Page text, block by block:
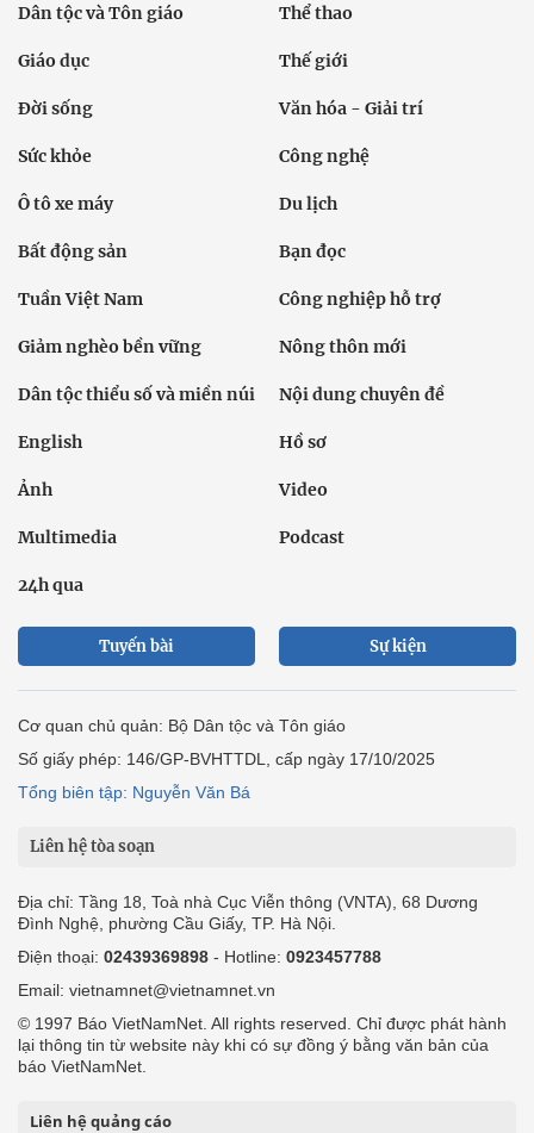
Dân tộc và Tôn giáo Thể thao
Giáo dục Thế giới
Đời sống Văn hóa - Giải trí
Sức khỏe Công nghệ
Ô tô xe máy Du lịch
Bất động sản Bạn đọc
Tuần Việt Nam Công nghiệp hỗ trợ
Giảm nghèo bền vững Nông thôn mới
Dân tộc thiểu số và miền núi Nội dung chuyên đề
English Hồ sơ
Ảnh Video
Multimedia Podcast
24h qua
Tuyến bài Sự kiện
Cơ quan chủ quản: Bộ Dân tộc và Tôn giáo
Số giấy phép: 146/GP-BVHTTDL, cấp ngày 17/10/2025
Tổng biên tập: Nguyễn Văn Bá
Liên hệ tòa soạn
Địa chỉ: Tầng 18, Toà nhà Cục Viễn thông (VNTA), 68 Dương
Đình Nghệ, phường Cầu Giấy, TP. Hà Nội.
Điện thoại: 02439369898 - Hotline: 0923457788
Email: vietnamnet@vietnamnet.vn
© 1997 Báo VietNamNet. All rights reserved. Chỉ được phát hành
lại thông tin từ website này khi có sự đồng ý bằng văn bản của
báo VietNamNet.
Liên hệ quảng cáo